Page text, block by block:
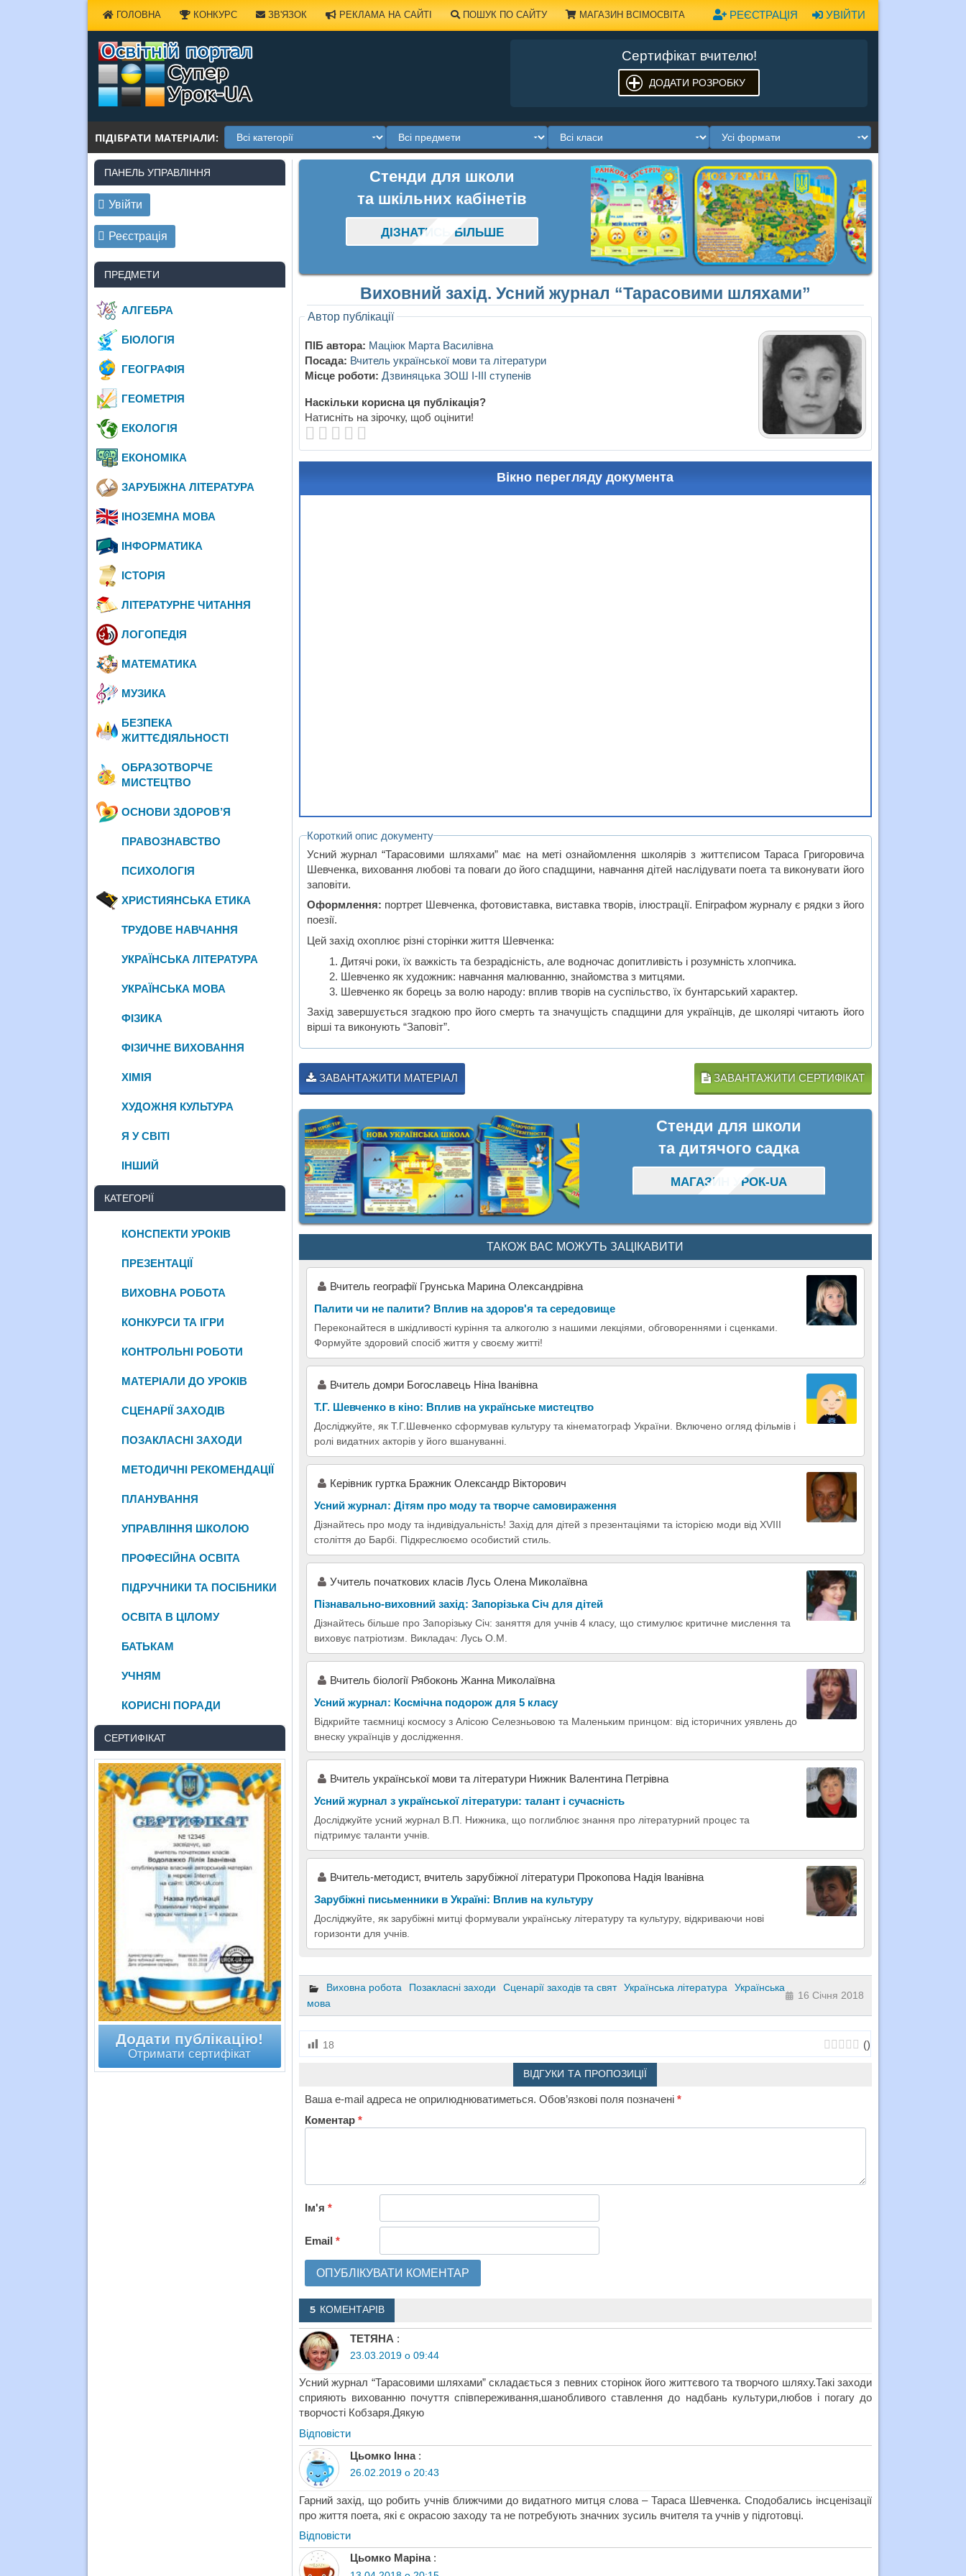
УВІЙТИ
РЕЄСТРАЦІЯ
ГОЛОВНА КОНКУРС ЗВ'ЯЗОК РЕКЛАМА НА САЙТІ ПОШУК ПО САЙТУ МАГАЗИН ВСІМОСВІТА
Сертифікат вчителю!
ДОДАТИ РОЗРОБКУ
ПІДІБРАТИ МАТЕРІАЛИ:
Стенди для школи
та шкільних кабінетів
ДІЗНАТИСЬ БІЛЬШЕ
Виховний захід. Усний журнал “Тарасовими шляхами”
Автор публікації
ПІБ автора: Маціюк Марта Василівна
Посада: Вчитель української мови та літератури
Місце роботи: Дзвиняцька ЗОШ І-ІІІ ступенів
Наскільки корисна ця публікація?
Натисніть на зірочку, щоб оцінити!
Вікно перегляду документа
Короткий опис документу
Усний журнал “Тарасовими шляхами” має на меті ознайомлення школярів з життєписом Тараса Григоровича
Шевченка, виховання любові та поваги до його спадщини, навчання дітей наслідувати поета та виконувати його
заповіти.
Оформлення: портрет Шевченка, фотовиставка, виставка творів, ілюстрації. Епіграфом журналу є рядки з його
поезії.
Цей захід охоплює різні сторінки життя Шевченка:
Дитячі роки, їх важкість та безрадісність, але водночас допитливість і розумність хлопчика.
Шевченко як художник: навчання малюванню, знайомства з митцями.
Шевченко як борець за волю народу: вплив творів на суспільство, їх бунтарський характер.
Захід завершується згадкою про його смерть та значущість спадщини для українців, де школярі читають його
вірші та виконують “Заповіт”.
ЗАВАНТАЖИТИ МАТЕРІАЛ ЗАВАНТАЖИТИ СЕРТИФІКАТ
Стенди для школи
та дитячого садка
МАГАЗИН УРОК-UA
ТАКОЖ ВАС МОЖУТЬ ЗАЦІКАВИТИ
Вчитель географії Грунська Марина Олександрівна
Палити чи не палити? Вплив на здоров'я та середовище
Переконайтеся в шкідливості куріння та алкоголю з нашими лекціями, обговореннями і сценками.
Формуйте здоровий спосіб життя у своєму житті!
Вчитель домри Богославець Ніна Іванівна
Т.Г. Шевченко в кіно: Вплив на українське мистецтво
Досліджуйте, як Т.Г.Шевченко сформував культуру та кінематограф України. Включено огляд фільмів і
ролі видатних акторів у його вшануванні.
Керівник гуртка Бражник Олександр Вікторович
Усний журнал: Дітям про моду та творче самовираження
Дізнайтесь про моду та індивідуальність! Захід для дітей з презентаціями та історією моди від XVIII
століття до Барбі. Підкреслюємо особистий стиль.
Учитель початкових класів Лусь Олена Миколаївна
Пізнавально-виховний захід: Запорізька Січ для дітей
Дізнайтесь більше про Запорізьку Січ: заняття для учнів 4 класу, що стимулює критичне мислення та
виховує патріотизм. Викладач: Лусь О.М.
Вчитель біології Рябоконь Жанна Миколаївна
Усний журнал: Космічна подорож для 5 класу
Відкрийте таємниці космосу з Алісою Селезньовою та Маленьким принцом: від історичних уявлень до
внеску українців у дослідження.
Вчитель української мови та літератури Нижник Валентина Петрівна
Усний журнал з української літератури: талант і сучасність
Досліджуйте усний журнал В.П. Нижника, що поглиблює знання про літературний процес та
підтримує таланти учнів.
Вчитель-методист, вчитель зарубіжної літератури Прокопова Надія Іванівна
Зарубіжні письменники в Україні: Вплив на культуру
Досліджуйте, як зарубіжні митці формували українську літературу та культуру, відкриваючи нові
горизонти для учнів.
Виховна робота Позакласні заходи Сценарії заходів та свят Українська література
Українська
мова
16 Січня 2018
18 ()
ВІДГУКИ ТА ПРОПОЗИЦІЇ
Ваша e-mail адреса не оприлюднюватиметься. Обов’язкові поля позначені *
Коментар *
Ім'я *
Email *
5 КОМЕНТАРІВ
ТЕТЯНА :
23.03.2019 о 09:44
Усний журнал “Тарасовими шляхами” складається з певних сторінок його життєвого та творчого шляху.Такі заходи
сприяють вихованню почуття співпереживання,шанобливого ставлення до надбань культури,любов і погагу до
творчості Кобзаря.Дякую
Відповіcти
Цьомко Інна :
26.02.2019 о 20:43
Гарний захід, що робить учнів ближчими до видатного митця слова – Тараса Шевченка. Сподобались інсценізації
про життя поета, які є окрасою заходу та не потребують значних зусиль вчителя та учнів у підготовці.
Відповіcти
Цьомко Маріна :
ПАНЕЛЬ УПРАВЛІННЯ
Увійти
Реєстрація
ПРЕДМЕТИ
АЛГЕБРА
БІОЛОГІЯ
ГЕОГРАФІЯ
ГЕОМЕТРІЯ
ЕКОЛОГІЯ
ЕКОНОМІКА
ЗАРУБІЖНА ЛІТЕРАТУРА
ІНОЗЕМНА МОВА
ІНФОРМАТИКА
ІСТОРІЯ
ЛІТЕРАТУРНЕ ЧИТАННЯ
ЛОГОПЕДІЯ
МАТЕМАТИКА
МУЗИКА
БЕЗПЕКА
ЖИТТЄДІЯЛЬНОСТІ
ОБРАЗОТВОРЧЕ
МИСТЕЦТВО
ОСНОВИ ЗДОРОВ’Я
ПРАВОЗНАВСТВО
ПСИХОЛОГІЯ
ХРИСТИЯНСЬКА ЕТИКА
ТРУДОВЕ НАВЧАННЯ
УКРАЇНСЬКА ЛІТЕРАТУРА
УКРАЇНСЬКА МОВА
ФІЗИКА
ФІЗИЧНЕ ВИХОВАННЯ
ХІМІЯ
ХУДОЖНЯ КУЛЬТУРА
Я У СВІТІ
ІНШИЙ
КАТЕГОРІЇ
КОНСПЕКТИ УРОКІВ
ПРЕЗЕНТАЦІЇ
ВИХОВНА РОБОТА
КОНКУРСИ ТА ІГРИ
КОНТРОЛЬНІ РОБОТИ
МАТЕРІАЛИ ДО УРОКІВ
СЦЕНАРІЇ ЗАХОДІВ
ПОЗАКЛАСНІ ЗАХОДИ
МЕТОДИЧНІ РЕКОМЕНДАЦІЇ
ПЛАНУВАННЯ
УПРАВЛІННЯ ШКОЛОЮ
ПРОФЕСІЙНА ОСВІТА
ПІДРУЧНИКИ ТА ПОСІБНИКИ
ОСВІТА В ЦІЛОМУ
БАТЬКАМ
УЧНЯМ
КОРИСНІ ПОРАДИ
СЕРТИФІКАТ
Додати публікацію!
Отримати сертифікат